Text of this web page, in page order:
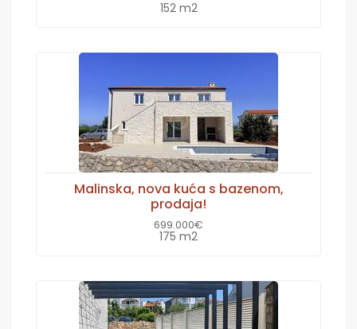
152 m2
Malinska, nova kuća s bazenom,
prodaja!
699.000€
175 m2